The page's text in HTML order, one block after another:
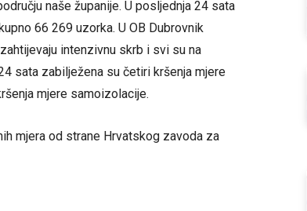
naše županije. U posljednja 24 sata
66 269 uzorka. U OB Dubrovnik
intenzivnu skrb i svi su na
sata zabilježena su četiri kršenja mjere
mjere samoizolacije.
mjera od strane Hrvatskog zavoda za